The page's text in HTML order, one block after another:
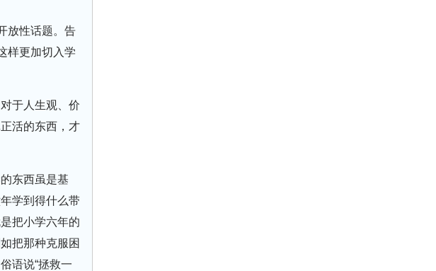
放性话题。告
样更加切入学
于人生观、价
活的东西，才
东西虽是基
学到得什么带
把小学六年的
把那种克服困
语说“拯救一